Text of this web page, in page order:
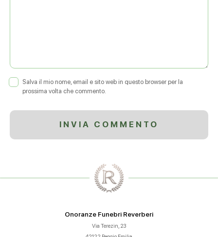
Salva il mio nome, email e sito web in questo browser per la
prossima volta che commento.
Onoranze Funebri Reverberi
Via Terezin, 23